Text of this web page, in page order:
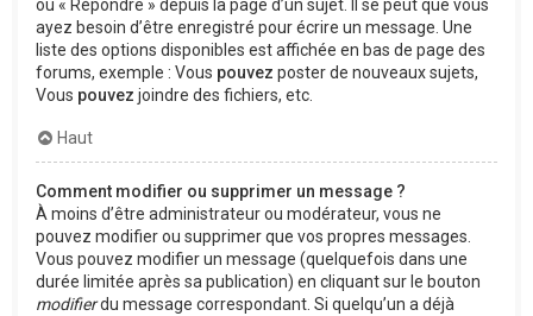
ou « Répondre » depuis la page d’un sujet. Il se peut que vous
ayez besoin d’être enregistré pour écrire un message. Une
liste des options disponibles est affichée en bas de page des
forums, exemple : Vous pouvez poster de nouveaux sujets,
Vous pouvez joindre des fichiers, etc.
Haut
Comment modifier ou supprimer un message ?
À moins d’être administrateur ou modérateur, vous ne
pouvez modifier ou supprimer que vos propres messages.
Vous pouvez modifier un message (quelquefois dans une
durée limitée après sa publication) en cliquant sur le bouton
modifierdu message correspondant. Si quelqu’un a déjà